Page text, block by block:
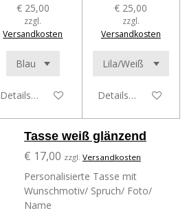
€ 25,00
zzgl.
Versandkosten
Details anzeigen
€ 25,00
zzgl.
Versandkosten
Details anzeigen
Tasse weiß glänzend
€ 17,00 zzgl. Versandkosten
Personalisierte Tasse mit
Wunschmotiv/ Spruch/ Foto/
Name